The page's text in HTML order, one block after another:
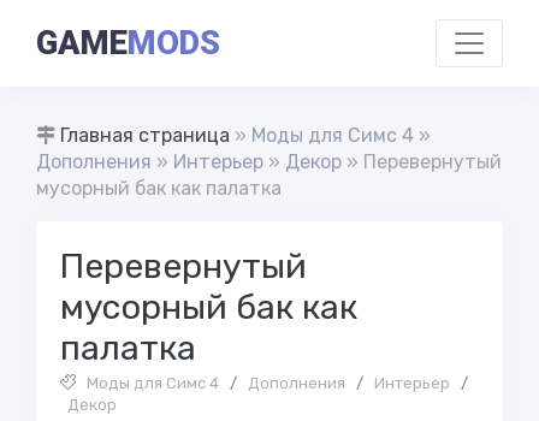
GAMEMODS
Главная страница » Моды для Симс 4 »
Дополнения » Интерьер » Декор » Перевернутый
мусорный бак как палатка
Перевернутый
мусорный бак как
палатка
Моды для Симс 4 / Дополнения / Интерьер
/
Декор